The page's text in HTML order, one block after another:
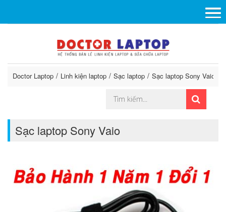
Doctor Laptop Linh kiện laptop Sạc laptop Sạc laptop Sony Vaio
Sạc laptop Sony Vaio